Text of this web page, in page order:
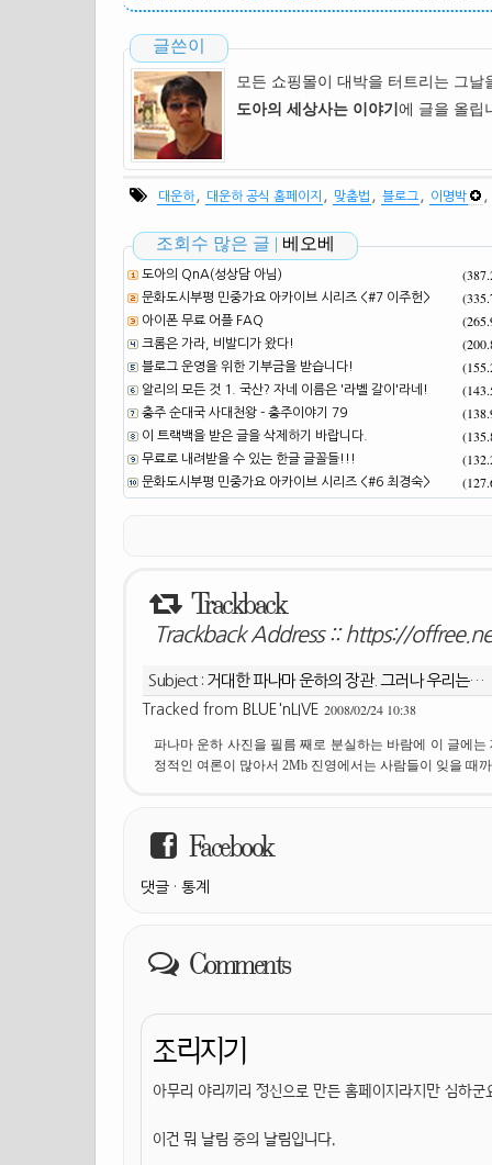
글쓴이
모든 쇼핑몰이 대박을 터트리는 그날
도아의 세상사는 이야기 에 글을 올립
대운하 대운하 공식 홈페이지 맞춤법 블로그 이명박
조회수 많은 글 | 베오베
도아의 QnA(성상담 아님)
문화도시부평 민중가요 아카이브 시리즈 <#7 이주헌>
아이폰 무료 어플 FAQ
크롬은 가라, 비발디가 왔다!
블로그 운영을 위한 기부금을 받습니다!
알리의 모든 것 1. 국산? 자네 이름은 '라벨 갈이'라네!
충주 순대국 사대천왕 - 충주이야기 79
이 트랙백을 받은 글을 삭제하기 바랍니다.
무료로 내려받을 수 있는 한글 글꼴들!!!
문화도시부평 민중가요 아카이브 시리즈 <#6 최경숙>
Trackback
Trackback Address :: https://
Subject : 거대한 파나마 운하의 장관. 그러나 우리는…
Tracked from BLUE'nLIVE 2008/02/24 10:38
파나마 운하 사진을 필름 째로 분실하는 바람에 이 글에
정적인 여론이 많아서 2Mb 진영에서는 사람들이 잊을 때
Facebook
댓글 · 통계
Comments
조리지기
아무리 야리끼리 정신으로 만든 홈페이지라지만 심하군
이건 뭐 날림 중의 날림입니다.